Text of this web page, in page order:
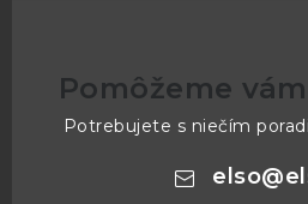
Pomôžeme
Potrebujete s niečím
elso@